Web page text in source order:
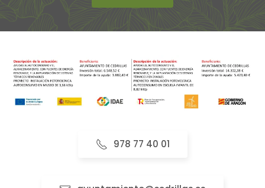
978 77 40 01